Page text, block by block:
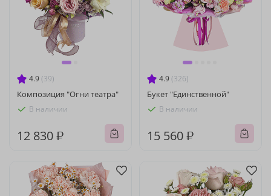
4.9 (39)
Композиция "Огни театра"
В наличии
12 830 ₽
4.9 (326)
Букет "Единственной"
В наличии
15 560 ₽